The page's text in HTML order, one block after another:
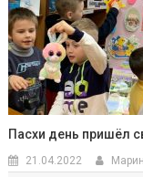
Пасхи день пришёл
21.04.2022